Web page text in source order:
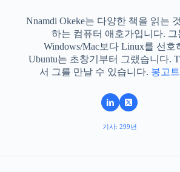
Nnamdi Okeke는 다양한 책을 읽는
하는 컴퓨터 애호가입니다. 그
Windows/Mac보다 Linux를 선호
Ubuntu는 초창기부터 그랬습니다.
서 그를 만날 수 있습니다. 봉고
기사: 299년